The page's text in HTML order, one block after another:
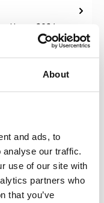
About
and ads, to
analyse our traffic.
use of our site with
partners who
that you’ve
House 2024
Langstrecken-